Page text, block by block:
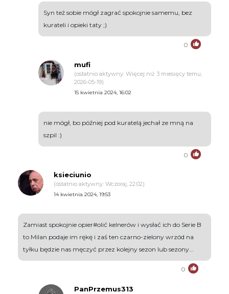
Syn też sobie mógł zagrać spokojnie samemu, bez
kurateli i opieki taty ;)
0
mufi
(ostatnio aktywny: Więcej niż 3 miesięcy temu,
2026-05-19)
15 kwietnia 2024, 16:02
nie mógł, bo później pod kuratelą jechał ze mną na
szpil :)
0
ksieciunio
(ostatnio aktywny: Wczoraj, 22:02)
14 kwietnia 2024, 19:53
Zamiast spokojnie opier#olić kelnerów i wysłać ich do Serie B
to Milan podaje im rękę i zaś ten czarno-zielony wrzód na
tyłku będzie nas męczyć przez kolejny sezon lub sezony...
0
PanPrzemus313